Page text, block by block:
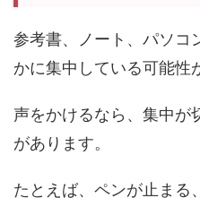
参考書、ノート、パソコ
かに集中している可能性
声をかけるなら、集中が
があります。
たとえば、ペンが止まる